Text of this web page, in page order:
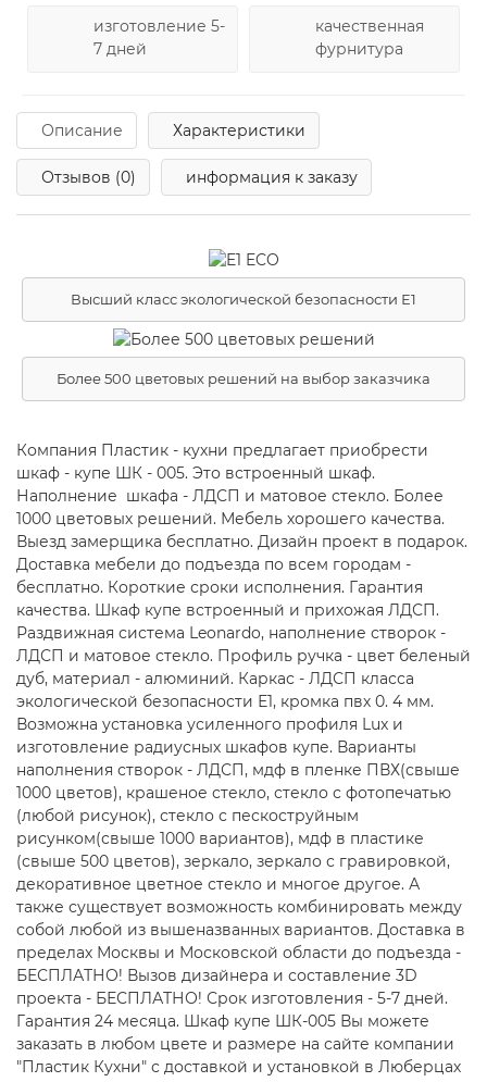
изготовление 5-
7 дней
качественная
фурнитура
Описание Характеристики
Отзывов (0) информация к заказу
Высший класс экологической безопасности Е1
Более 500 цветовых решений на выбор заказчика
Компания Пластик - кухни предлагает приобрести
шкаф - купе ШК - 005. Это встроенный шкаф.
Наполнение шкафа - ЛДСП и матовое стекло. Более
1000 цветовых решений. Мебель хорошего качества.
Выезд замерщика бесплатно. Дизайн проект в подарок.
Доставка мебели до подъезда по всем городам -
бесплатно. Короткие сроки исполнения. Гарантия
качества. Шкаф купе встроенный и прихожая ЛДСП.
Раздвижная система Leonardo, наполнение створок -
ЛДСП и матовое стекло. Профиль ручка - цвет беленый
дуб, материал - алюминий. Каркас - ЛДСП класса
экологической безопасности Е1, кромка пвх 0. 4 мм.
Возможна установка усиленного профиля Lux и
изготовление радиусных шкафов купе. Варианты
наполнения створок - ЛДСП, мдф в пленке ПВХ(свыше
1000 цветов), крашеное стекло, стекло с фотопечатью
(любой рисунок), стекло с пескоструйным
рисунком(свыше 1000 вариантов), мдф в пластике
(свыше 500 цветов), зеркало, зеркало с гравировкой,
декоративное цветное стекло и многое другое. А
также существует возможность комбинировать между
собой любой из вышеназванных вариантов. Доставка в
пределах Москвы и Московской области до подъезда -
БЕСПЛАТНО! Вызов дизайнера и составление 3D
проекта - БЕСПЛАТНО! Срок изготовления - 5-7 дней.
Гарантия 24 месяца. Шкаф купе ШК-005 Вы можете
заказать в любом цвете и размере на сайте компании
"Пластик Кухни" с доставкой и установкой в Люберцах